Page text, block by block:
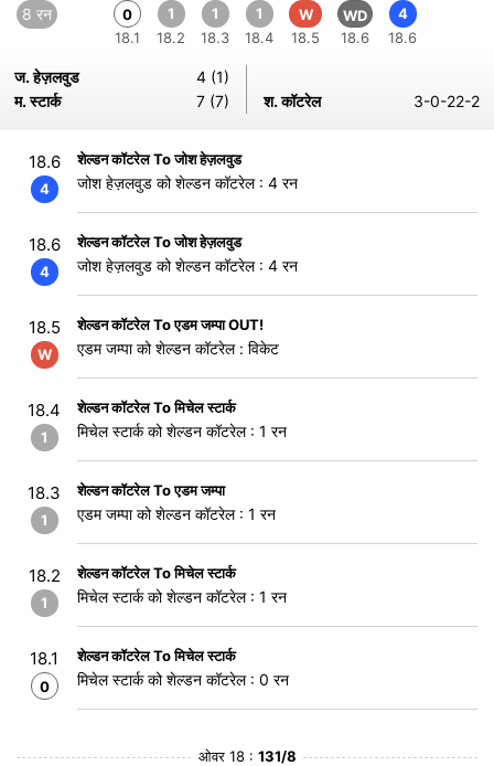
8 रन
0
18.1
1
18.2
1
18.3
1
18.4
W
18.5
WD
18.6
4
18.6
ज. हेज़लवुड
4 (1)
म. स्टार्क
7 (7) श. कॉटरेल 3-0-22-2
18.6
4
शेल्डन कॉटरेल To जोश हेज़लवुड
जोश हेज़लवुड को शेल्डन कॉटरेल : 4 रन
18.6
4
शेल्डन कॉटरेल To जोश हेज़लवुड
जोश हेज़लवुड को शेल्डन कॉटरेल : 4 रन
18.5
W
शेल्डन कॉटरेल To एडम जम्पा OUT!
एडम जम्पा को शेल्डन कॉटरेल : विकेट
18.4
1
शेल्डन कॉटरेल To मिचेल स्टार्क
मिचेल स्टार्क को शेल्डन कॉटरेल : 1 रन
18.3
1
शेल्डन कॉटरेल To एडम जम्पा
एडम जम्पा को शेल्डन कॉटरेल : 1 रन
18.2
1
शेल्डन कॉटरेल To मिचेल स्टार्क
मिचेल स्टार्क को शेल्डन कॉटरेल : 1 रन
18.1
0
शेल्डन कॉटरेल To मिचेल स्टार्क
मिचेल स्टार्क को शेल्डन कॉटरेल : 0 रन
ओवर 18 : 131/8